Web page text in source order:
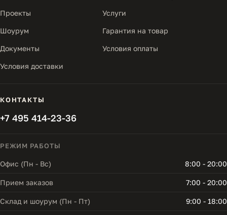
Проекты Услуги
Шоурум Гарантия на товар
Документы Условия оплаты
Условия доставки
КОНТАКТЫ
+7 495 414-23-36
РЕЖИМ РАБОТЫ
Офис (Пн - Вс) 8:00 - 20:00
Прием заказов 7:00 - 20:00
Склад и шоурум (Пн - Пт) 9:00 - 18:00